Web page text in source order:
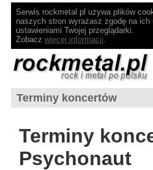
Serwis rockmetal.pl używa plików
naszych stron wyrażasz zgodę na ich
ustawieniami Twojej przeglądarki.
Zobacz więcej informacji.
Terminy koncertów
Terminy
Psychonaut